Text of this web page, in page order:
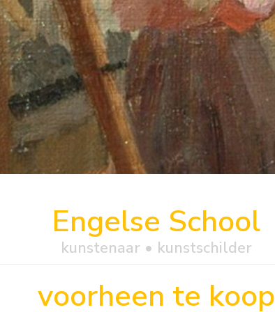
Engelse School
kunstenaar • kunstschilder
voorheen te koop